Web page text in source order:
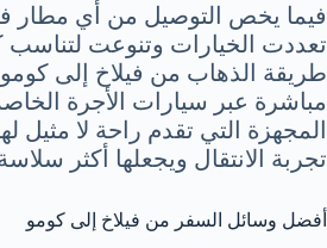
فيما يخص التوصيل من أي مطار
تعددت الخيارات وتنوعت لتناسب
طريقة الذهاب من فيلاخ إلى
مباشرة عبر سيارات الأجرة
المجهزة التي تقدم راحة لا مثيل
تجربة الانتقال ويجعلها أكثر
أفضل وسائل السفر من فيلاخ إلى كومو